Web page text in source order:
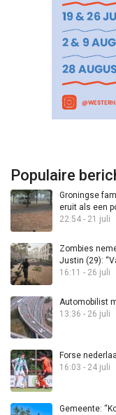
Populaire
Groningse
eruit als een
22:54 - 21 juli
Zombies
Justin (29):
16:11 - 26 juli
Automobilist
13:36 - 26 juli
Forse
16:03 - 24 juli
Gemeente: